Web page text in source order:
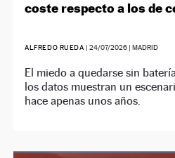
coste respecto a los de
ALFREDO RUEDA | 24/07/2026| MADRID
El miedo a quedarse sin
los datos muestran un
hace apenas unos años.